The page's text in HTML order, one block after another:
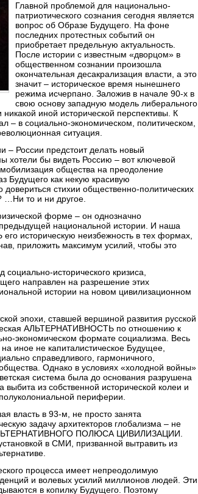
Главной проблемой для национально-
патриотического сознания сегодня является
вопрос об Образе Будущего. На фоне
последних протестных событий он
приобретает предельную актуальность.
После истории с известным «дворцом» в
общественном сознании произошла
окончательная десакрализация власти, а это
значит – историческое время нынешнего
режима исчерпано. Заложив в начале 90-х в
свою основу западную модель либерального
иной исторической перспективы. К
– в социально-экономическом, политическом,
ситуация.
– России предстоит делать новый
хотели бы видеть Россию – вот ключевой
общества на преодоление
Будущего как некую красивую
довериться стихии общественно-политических
…Ни то и ни другое.
форме – он однозначно
национальной истории. И наша
историческую неизбежность в тех формах,
приложить максимум усилий, чтобы это
исторического кризиса,
направлен на разрешение этих
истории на новом цивилизационном
эпохи, ставшей вершиной развития русской
АЛЬТЕРНАТИВНОСТЬ по отношению к
экономическом формате социализма. Весь
иное не капиталистическое Будущее,
справедливого, гармоничного,
Однако в условиях «холодной войны»
система была до основания разрушена
из собственной исторической колеи и
периферии.
власть в 93-м, не просто занята
задачу архитекторов глобализма – не
АЛЬТЕРНАТИВНОГО ПОЛЮСА ЦИВИЛИЗАЦИИ.
в СМИ, призванной вытравить из
процесса имеет непреодолимую
и волевых усилий миллионов людей. Эти
в копилку Будущего. Поэтому